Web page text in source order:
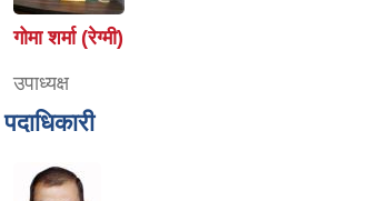
गोमा शर्मा (रेग्मी)
उपाध्यक्ष
पदाधिकारी